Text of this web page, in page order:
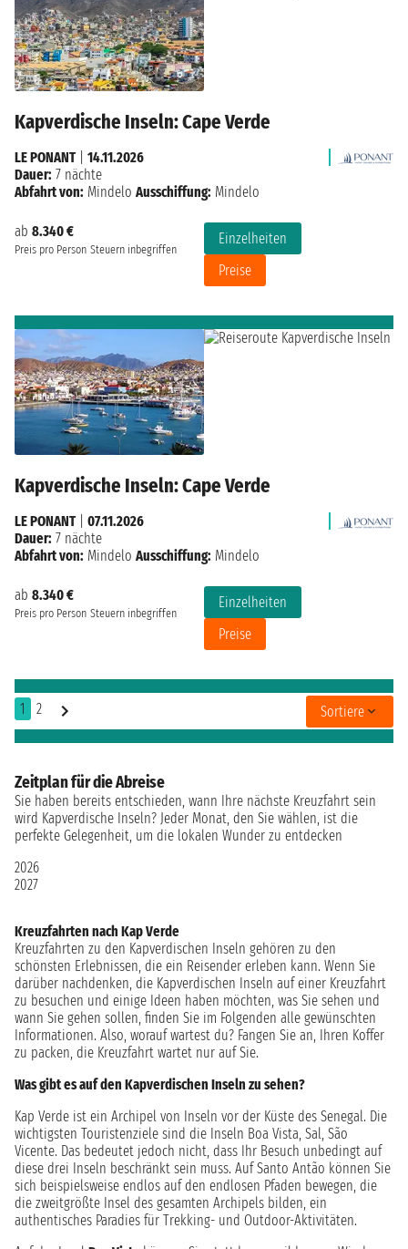
Kapverdische Inseln: Cape Verde
ab 8.340 €
Preis pro Person Steuern inbegriffen
Einzelheiten
Preise
LE PONANT| 14.11.2026
Dauer: 7 nächte
Abfahrt von: Mindelo Ausschiffung: Mindelo
Kapverdische Inseln: Cape Verde
ab 8.340 €
Preis pro Person Steuern inbegriffen
Einzelheiten
Preise
LE PONANT| 07.11.2026
Dauer: 7 nächte
Abfahrt von: Mindelo Ausschiffung: Mindelo
1 2 Sortiere
Zeitplan für die Abreise
Sie haben bereits entschieden, wann Ihre nächste Kreuzfahrt sein
wird Kapverdische Inseln? Jeder Monat, den Sie wählen, ist die
perfekte Gelegenheit, um die lokalen Wunder zu entdecken
2026
2027
Kreuzfahrten nach Kap Verde
Kreuzfahrten zu den Kapverdischen Inseln gehören zu den
schönsten Erlebnissen, die ein Reisender erleben kann. Wenn Sie
darüber nachdenken, die Kapverdischen Inseln auf einer Kreuzfahrt
zu besuchen und einige Ideen haben möchten, was Sie sehen und
wann Sie gehen sollen, finden Sie im Folgenden alle gewünschten
Informationen. Also, worauf wartest du? Fangen Sie an, Ihren Koffer
zu packen, die Kreuzfahrt wartet nur auf Sie.
Was gibt es auf den Kapverdischen Inseln zu sehen?
Kap Verde ist ein Archipel von Inseln vor der Küste des Senegal. Die
wichtigsten Touristenziele sind die Inseln Boa Vista, Sal, São
Vicente. Das bedeutet jedoch nicht, dass Ihr Besuch unbedingt auf
diese drei Inseln beschränkt sein muss. Auf Santo Antão können Sie
sich beispielsweise endlos auf den endlosen Pfaden bewegen, die
die zweitgrößte Insel des gesamten Archipels bilden, ein
authentisches Paradies für Trekking- und Outdoor-Aktivitäten.